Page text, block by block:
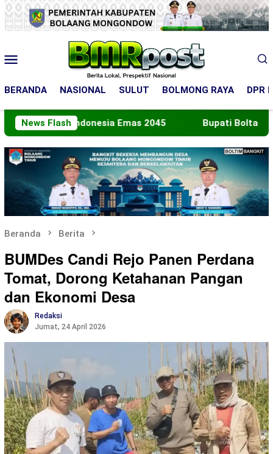
Loncat
ke
konten
Mobile
BERANDA NASIONAL SULUT BOLMONG RAYA DPR
News Flash
Indonesia Emas 2045 Bupati Boltara Lepas
Beranda Berita
BUMDes Candi Rejo Panen Perdana
Tomat, Dorong Ketahanan Pangan
dan Ekonomi Desa
Redaksi
Jumat, 24 April 2026